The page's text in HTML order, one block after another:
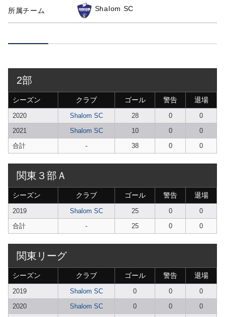
所属チーム Shalom SC
2部
シーズン クラブ ゴール 警告 退場
2020 Shalom SC 28 0
0
2021
Shalom SC 10 0
0
合計
- 38 0 0
関東３部Ａ
シーズン クラブ ゴール 警告 退場
2019 Shalom SC 25 0
0
合計
- 25 0 0
関東リーグ
シーズン クラブ ゴール 警告 退場
2019 Shalom SC 0 0
0
2020
Shalom SC 0 0
0